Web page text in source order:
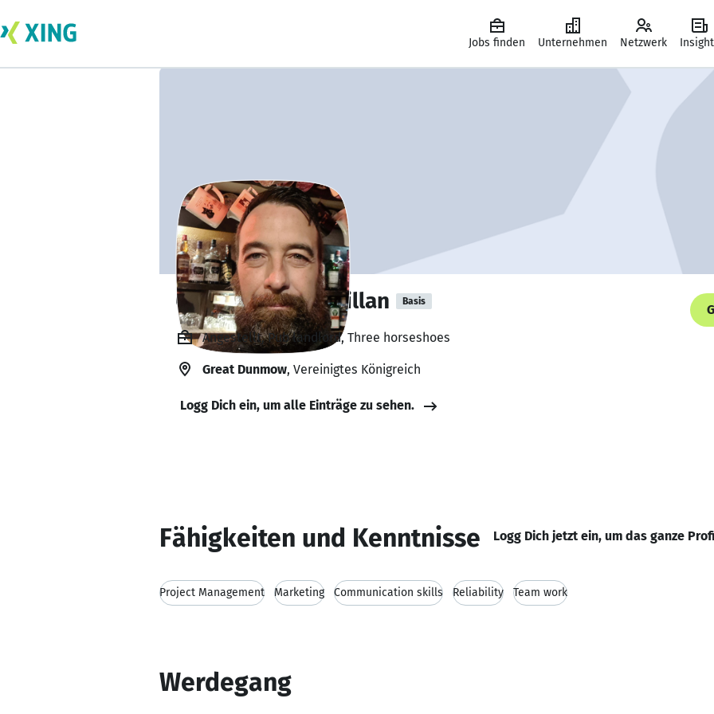
Jobs finden Unternehmen Netzwerk
Christopher McMillan Basis
Angestellt, Pub landlord, Three horseshoes
Great Dunmow, Vereinigtes Königreich
Logg Dich ein, um alle Einträge zu sehen.
Fähigkeiten und Kenntnisse Logg Dich jetzt ein, um das ganze
Project Management Marketing Communication skills Reliability Team work
Werdegang